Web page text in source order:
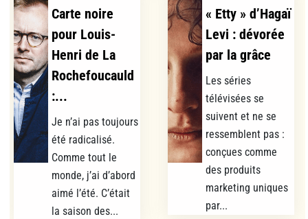
Carte noire
pour Louis-
Henri de La
Rochefoucauld
:...
Je n’ai pas toujours
été radicalisé.
Comme tout le
monde, j’ai d’abord
aimé l’été. C’était
la saison des...
« Etty » d’Hagaï
Levi : dévorée
par la grâce
Les séries
télévisées se
suivent et ne se
ressemblent pas :
conçues comme
des produits
marketing uniques
par...